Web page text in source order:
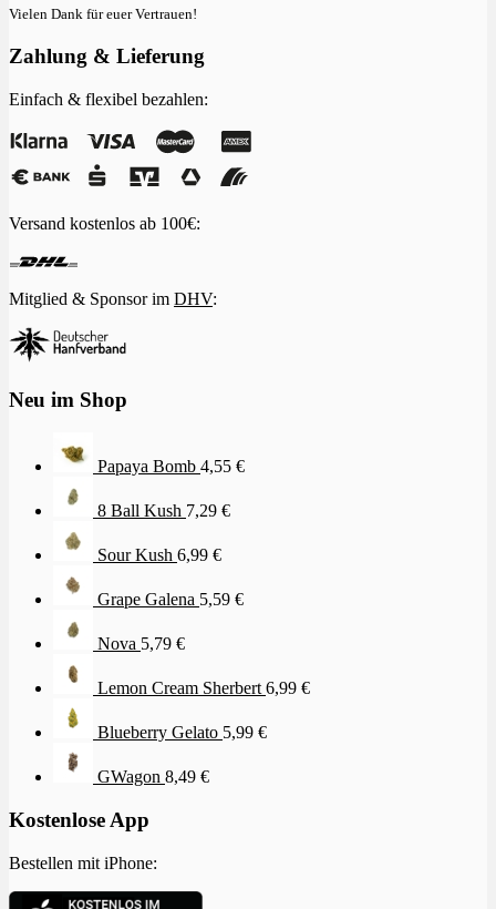
Vielen Dank für euer Vertrauen!
Zahlung & Lieferung
Einfach & flexibel bezahlen:
Versand kostenlos ab 100€:
Mitglied & Sponsor im DHV:
Neu im Shop
Papaya Bomb 4,55 €
8 Ball Kush 7,29 €
Sour Kush 6,99 €
Grape Galena 5,59 €
Nova 5,79 €
Lemon Cream Sherbert 6,99 €
Blueberry Gelato 5,99 €
GWagon 8,49 €
Kostenlose App
Bestellen mit iPhone: